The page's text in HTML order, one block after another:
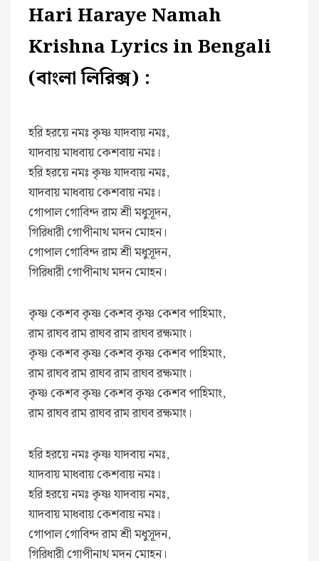
Hari Haraye Namah
Krishna Lyrics in Bengali
(বাংলা লিরিক্স) :
হরি হরয়ে নমঃ কৃষ্ণ যাদবায় নমঃ,
যাদবায় মাধবায় কেশবায় নমঃ।
হরি হরয়ে নমঃ কৃষ্ণ যাদবায় নমঃ,
যাদবায় মাধবায় কেশবায় নমঃ।
গোপাল গোবিন্দ রাম শ্রী মধুসূদন,
গিরিধারী গোপীনাথ মদন মোহন।
গোপাল গোবিন্দ রাম শ্রী মধুসূদন,
গিরিধারী গোপীনাথ মদন মোহন।
কৃষ্ণ কেশব কৃষ্ণ কেশব কৃষ্ণ কেশব পাহিমাং,
রাম রাঘব রাম রাঘব রাম রাঘব রক্ষমাং।
কৃষ্ণ কেশব কৃষ্ণ কেশব কৃষ্ণ কেশব পাহিমাং,
রাম রাঘব রাম রাঘব রাম রাঘব রক্ষমাং।
কৃষ্ণ কেশব কৃষ্ণ কেশব কৃষ্ণ কেশব পাহিমাং,
রাম রাঘব রাম রাঘব রাম রাঘব রক্ষমাং।
হরি হরয়ে নমঃ কৃষ্ণ যাদবায় নমঃ,
যাদবায় মাধবায় কেশবায় নমঃ।
হরি হরয়ে নমঃ কৃষ্ণ যাদবায় নমঃ,
যাদবায় মাধবায় কেশবায় নমঃ।
গোপাল গোবিন্দ রাম শ্রী মধুসূদন,
গিরিধারী গোপীনাথ মদন মোহন।